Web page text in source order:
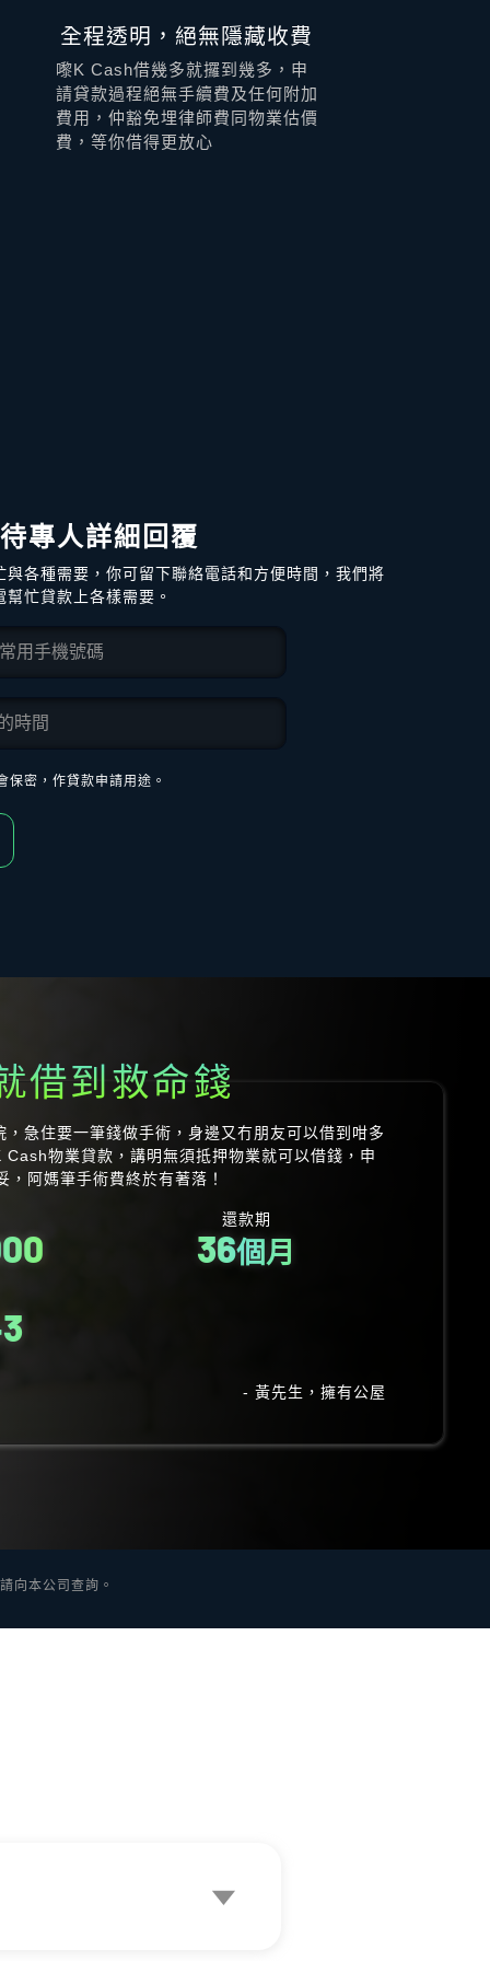
全程透明，絕無隱藏收費
嚟K Cash借幾多就攞到幾多，申
請貸款過程絕無手續費及任何附加
費用，仲豁免埋律師費同物業估價
費，等你借得更放心
專人詳細回覆
與各種需要，你可留下聯絡電話和方便時間，我們將
忙貸款上各樣需要。
保密，作貸款申請用途。
得體地過大禮
梗係要搞得好好睇睇。上網見到K Cash唔使樓契同
仲冇任何隱藏收費，第二日就拎到現金喺手。
還款期
36個月
- 劉小姐，擁有私人物業
向本公司查詢。